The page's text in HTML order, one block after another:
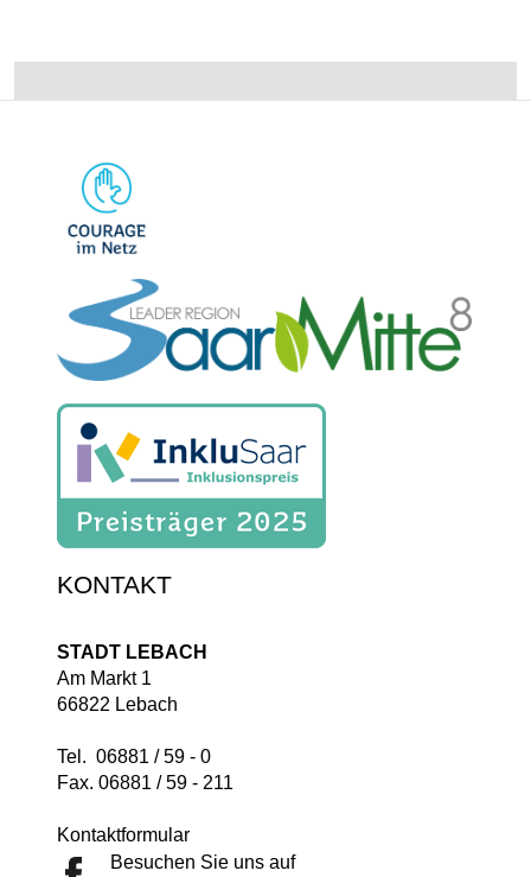
KONTAKT
STADT LEBACH
Am Markt 1
66822 Lebach
Tel. 06881 / 59 - 0
Fax. 06881 / 59 - 211
Kontaktformular
Besuchen Sie uns auf